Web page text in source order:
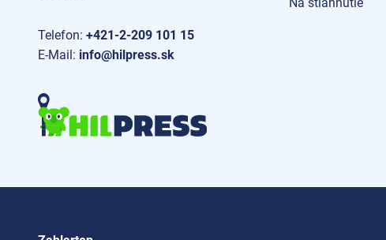
Telefon: +421-2-209 101 15
E-Mail: info@hilpress.sk